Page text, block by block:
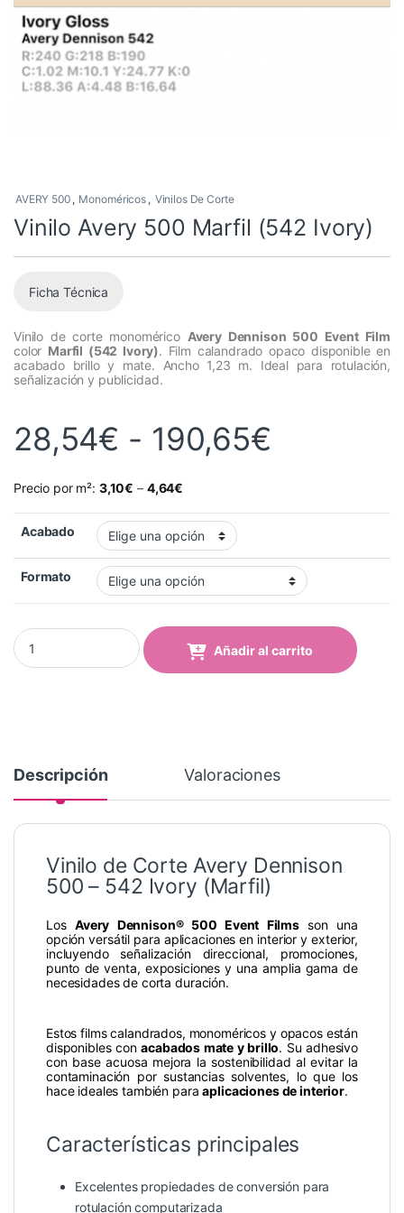
AVERY 500 , Monoméricos , Vinilos De Corte
Vinilo Avery 500 Marfil (542 Ivory)
Ficha Técnica
Vinilo de corte monomérico Avery Dennison 500 Event Film
color Marfil (542 Ivory). Film calandrado opaco disponible en
acabado brillo y mate. Ancho 1,23 m. Ideal para rotulación,
señalización y publicidad.
28,54€ - 190,65€
Precio por m²: 3,10€ – 4,64€
Acabado
Formato
Vinilo Avery 500 Marfil (542 Ivory) quantity
Añadir al carrito
Descripción Valoraciones
Vinilo de Corte Avery Dennison
500 – 542 Ivory (Marfil)
LosAvery Dennison® 500 Event Filmsson una
opción versátil para aplicaciones en interior y exterior,
incluyendo señalización direccional, promociones,
punto de venta, exposiciones y una amplia gama de
necesidades de corta duración.
Estos films calandrados, monoméricos y opacos están
disponibles conacabados mate y brillo. Su adhesivo
con base acuosa mejora la sostenibilidad al evitar la
contaminación por sustancias solventes, lo que los
hace ideales también paraaplicaciones de interior.
Características principales
Excelentes propiedades de conversión para
rotulación computarizada